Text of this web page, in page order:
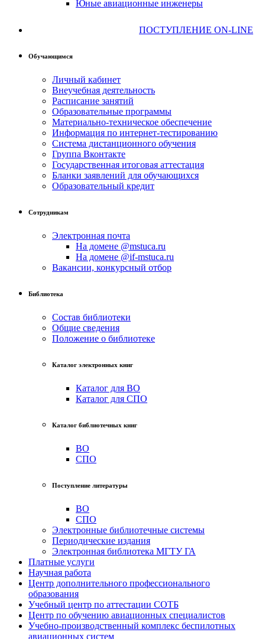
Юные авиационные инженеры
ПОСТУПЛЕНИЕ ON-LINE
Обучающимся
Личный кабинет
Внеучебная деятельность
Расписание занятий
Образовательные программы
Материально-техническое обеспечение
Информация по интернет-тестированию
Система дистанционного обучения
Группа Вконтакте
Государственная итоговая аттестация
Бланки заявлений для обучающихся
Образовательный кредит
Сотрудникам
Электронная почта
На домене @mstuca.ru
На домене @if-mstuca.ru
Вакансии, конкурсный отбор
Библиотека
Состав библиотеки
Общие сведения
Положение о библиотеке
Каталог электронных книг
Каталог для ВО
Каталог для СПО
Каталог библиотечных книг
ВО
СПО
Поступление литературы
ВО
СПО
Электронные библиотечные системы
Периодические издания
Электронная библиотека МГТУ ГА
Платные услуги
Научная работа
Центр дополнительного профессионального
образования
Учебный центр по аттестации СОТБ
Центр по обучению авиационных специалистов
Учебно-производственный комплекс беспилотных
авиационных систем